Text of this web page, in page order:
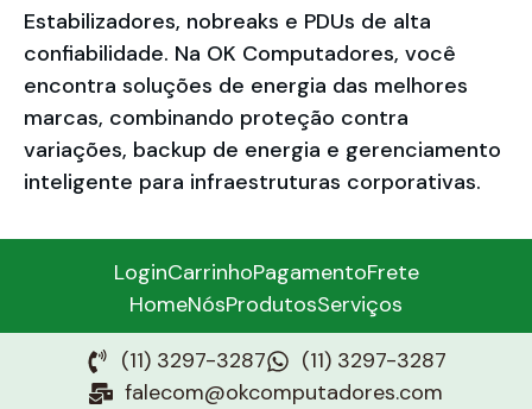
Windows,
Proteção para
Desktops /
Notebooks /
Servidores /
Mobile,
Licenciamento
eletrônico por
dispositivo
Estabilizadores, nobreaks e PDUs de alta
confiabilidade. Na OK Computadores, você
encontra soluções de energia das melhores
marcas, combinando proteção contra
variações, backup de energia e gerenciamento
inteligente para infraestruturas corporativas.
LoginCarrinhoPagamentoFrete
HomeNósProdutosServiços
(11) 3297-3287
(11) 3297-3287
falecom@okcomputadores.com